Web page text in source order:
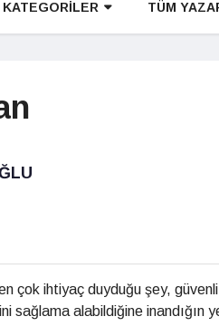
KATEGORİLER TÜM
çok ihtiyaç duyduğu şey,
sağlama alabildiğine inandığın